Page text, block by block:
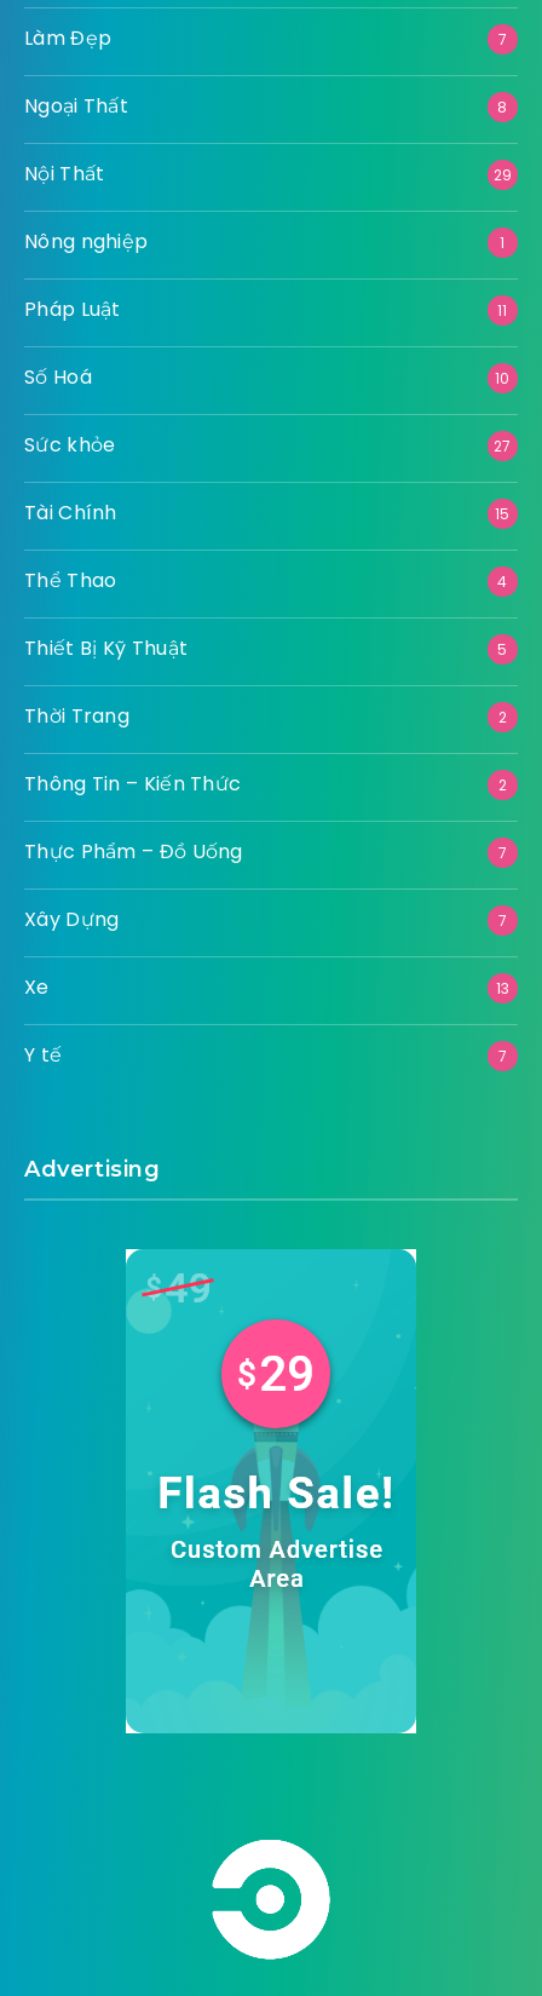
Làm Đẹp 7
Ngoại Thất 8
Nội Thất 29
Nông nghiệp 1
Pháp Luật 11
Số Hoá 10
Sức khỏe 27
Tài Chính 15
Thể Thao 4
Thiết Bị Kỹ Thuật 5
Thời Trang 2
Thông Tin – Kiến Thức 2
Thực Phẩm – Đồ Uống 7
Xây Dựng 7
Xe 13
Y tế 7
Advertising